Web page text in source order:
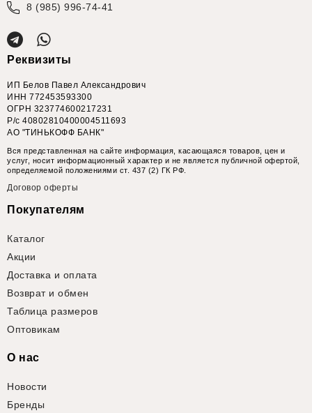
Реквизиты
ИП Белов Павел Александрович
ИНН 772453593300
ОГРН 323774600217231
Р/с 40802810400004511693
АО "ТИНЬКОФФ БАНК"
Вся представленная на сайте информация, касающаяся товаров, цен и
услуг, носит информационный характер и не является публичной офертой,
определяемой положениями ст. 437 (2) ГК РФ.
Договор оферты
8 (985) 996-74-41
Покупателям
Каталог
Акции
Доставка и оплата
Возврат и обмен
Таблица размеров
Оптовикам
О нас
Новости
Бренды